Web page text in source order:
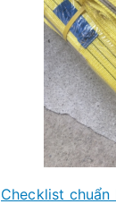
Checklist